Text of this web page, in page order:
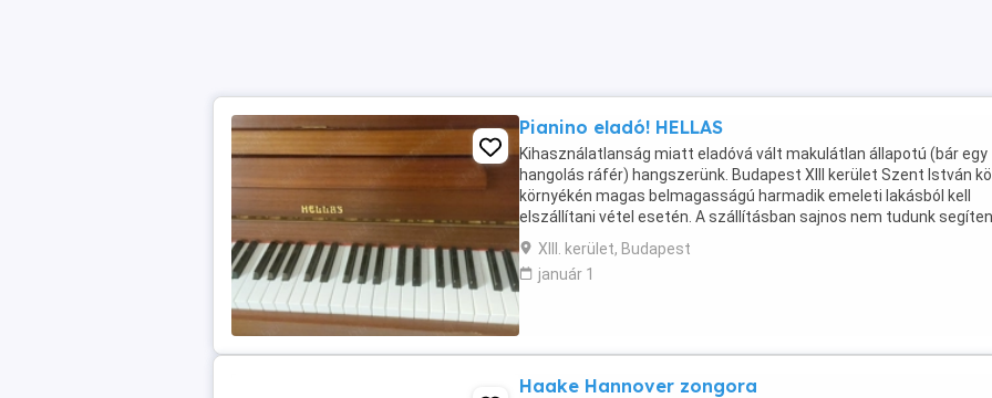
Pianino eladó! HELLAS
Kihasználatlanság miatt eladóvá vált makulátlan állapotú (bár egy
hangolás ráfér) hangszerünk. Budapest XIII kerület Szent István
környékén magas belmagasságú harmadik emeleti lakásból kell
elszállítani vétel esetén. A szállításban sajnos nem tudunk
a vevő dolga lesz ezt kérem figyelembe ...
XIII. kerület, Budapest
január 1
Haake Hannover zongora